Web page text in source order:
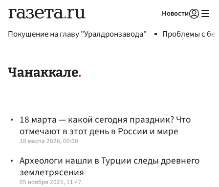
Новости
Покушение на главу "Уралдронзавода" Проблемы с
Чанаккале
18 марта — какой сегодня праздник? Что
отмечают в этот день в России и мире
18 марта 2026, 00:00
Археологи нашли в Турции следы древнего
землетрясения
05 ноября 2025, 11:47